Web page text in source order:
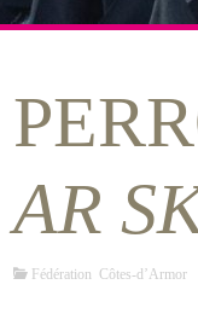
AR
Fédération Côtes-d’Armor